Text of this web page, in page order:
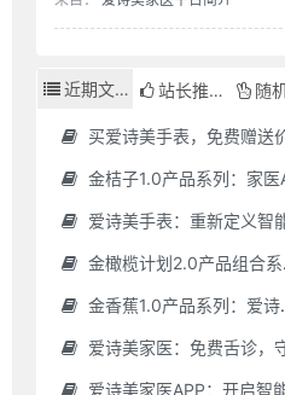
近期文章 站长推荐 随
买爱诗美手表，免费赠送价值30000元的数智化门店系统一套（含硬
金桔子1.0产品系列：家医AI慢病管理项目全国招募区域合伙人，低投入，高回报，长
爱诗美手表：重新定义智能健康管理的“医疗级守护
金橄榄计划2.0产品组合系列：健康分布机（健康一体机）+慢病管理系统，可落地在健康小屋，社区服务中心等等
金香蕉1.0产品系列：爱诗美家医健康分布机，健康一体机，社区服务中心，药店，健康小屋都需要
爱诗美家医：免费舌诊，守护您的健康之
爱诗美家医APP：开启智能舌诊新时代.舌诊app软件有哪些 好用的舌诊app